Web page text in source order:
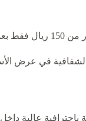
50%.
في عرض
عالية